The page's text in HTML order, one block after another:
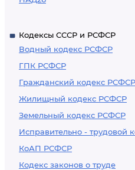
Кодексы СССР и РСФСР
Водный кодекс РСФСР
ГПК РСФСР
Гражданский кодекс РСФСР
Жилищный кодекс РСФСР
Земельный кодекс РСФСР
Исправительно - трудовой
КоАП РСФСР
Кодекс законов о труде